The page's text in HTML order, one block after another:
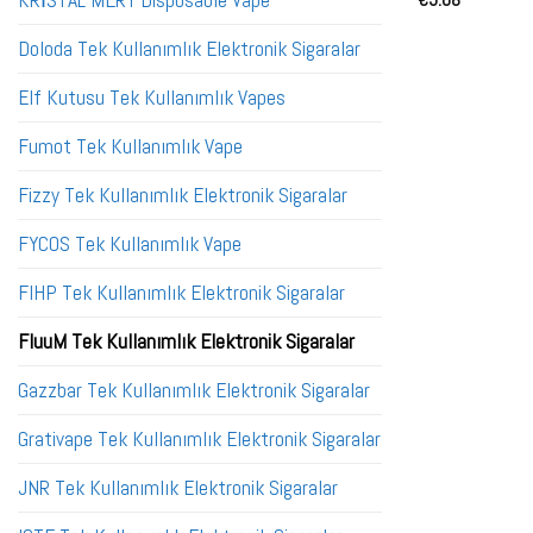
Doloda Tek Kullanımlık Elektronik Sigaralar
Elf Kutusu Tek Kullanımlık Vapes
Fumot Tek Kullanımlık Vape
Fizzy Tek Kullanımlık Elektronik Sigaralar
FYCOS Tek Kullanımlık Vape
FIHP Tek Kullanımlık Elektronik Sigaralar
FluuM Tek Kullanımlık Elektronik Sigaralar
Gazzbar Tek Kullanımlık Elektronik Sigaralar
Grativape Tek Kullanımlık Elektronik Sigaralar
JNR Tek Kullanımlık Elektronik Sigaralar